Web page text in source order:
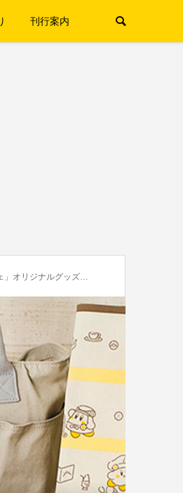
刊行案内
4月19日（金）から発売に